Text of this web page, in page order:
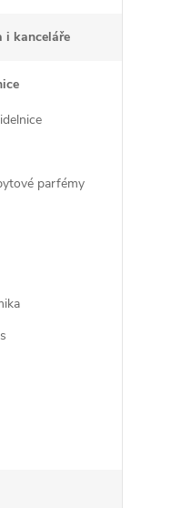
i kanceláře
parfémy